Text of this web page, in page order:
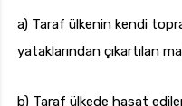
a) Taraf ülkenin kendi
yataklarından çıkartılan
b) Taraf ülkede hasat